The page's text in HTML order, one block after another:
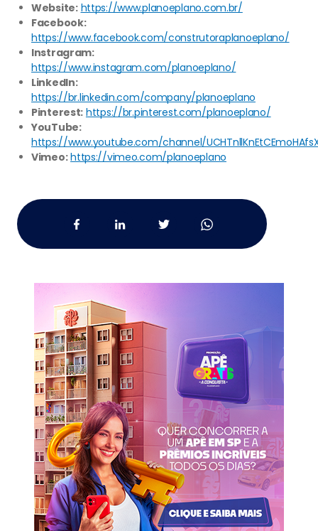
Website: https://www.planoeplano.com.br/
Facebook:
https://www.facebook.com/construtoraplanoeplano/
Instragram:
https://www.instagram.com/planoeplano/
LinkedIn:
https://br.linkedin.com/company/planoeplano
Pinterest: https://br.pinterest.com/planoeplano/
YouTube:
https://www.youtube.com/channel/
Vimeo:https://vimeo.com/planoeplano